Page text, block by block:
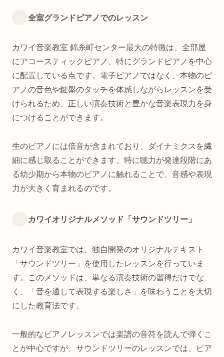
全室グランドピアノでのレッスン
カワイ音楽教室 錦糸町センター最大の特徴は、全部屋
にアコースティックピアノ、特にグランドピアノを中心
に配置している点です。電子ピアノではなく、本物のピ
アノの音色や鍵盤のタッチを体感しながらレッスンを受
けられるため、正しい演奏技術と豊かな音楽表現力を身
につけることができます。
生のピアノには倍音が含まれており、ダイナミクスを繊
細に感じ取ることができます。特に聴力が発達段階にあ
る幼少期から本物のピアノに触れることで、音感や表現
力が大きく育まれるのです。
カワイオリジナルメソッド「サウンドツリー」
カワイ音楽教室では、独自開発のオリジナルテキスト
「サウンドツリー」を使用したレッスンを行っていま
す。このメソッドは、単なる演奏技術の習得だけでな
く、「音を通して表現する楽しさ」を味わうことを大切
にした教育法です。
一般的なピアノレッスンでは楽譜の音符を読んで弾くこ
とが中心ですが、サウンドツリーのレッスンでは、ピア